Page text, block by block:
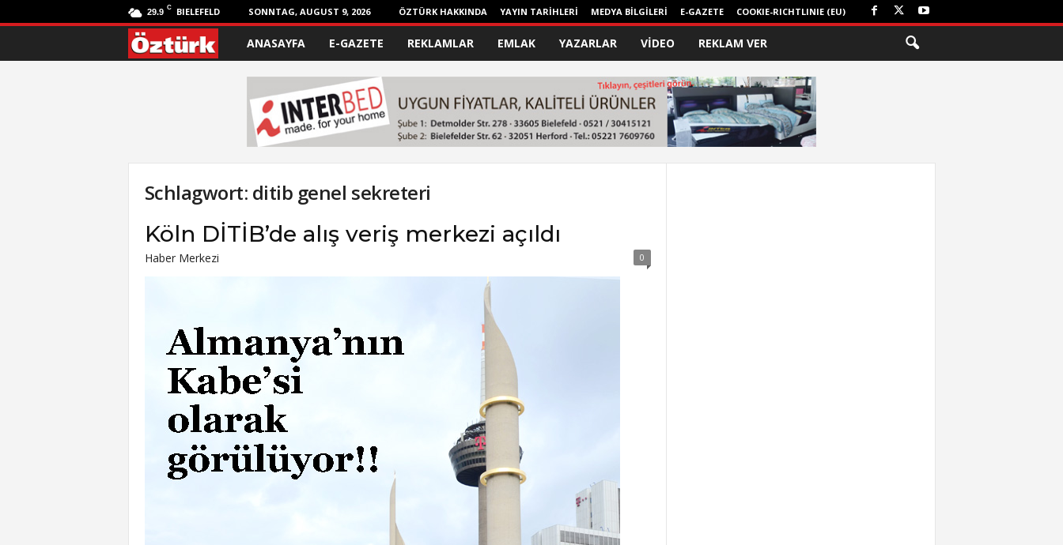
29.9 C BIELEFELD SONNTAG, AUGUST 9, 2026 ÖZTÜRK HAKKINDA YAYIN TARİHLERİ MEDYA BİLGİLERİ E-GAZETE COOKIE-RICHTLINIE (EU)
ANASAYFA E-GAZETE REKLAMLAR EMLAK YAZARLAR VİDEO REKLAM VER
Schlagwort: ditib genel sekreteri
Köln DİTİB’de alış veriş merkezi açıldı
Haber Merkezi 0